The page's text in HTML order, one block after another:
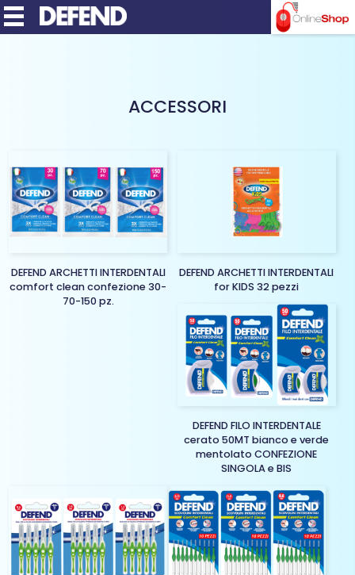
MENU
ACCESSORI
DEFEND ARCHETTI INTERDENTALI
comfort clean confezione 30-
70-150 pz.
DEFEND ARCHETTI INTERDENTALI
for KIDS 32 pezzi
DEFEND FILO INTERDENTALE
cerato 50MT bianco e verde
mentolato CONFEZIONE
SINGOLA e BIS